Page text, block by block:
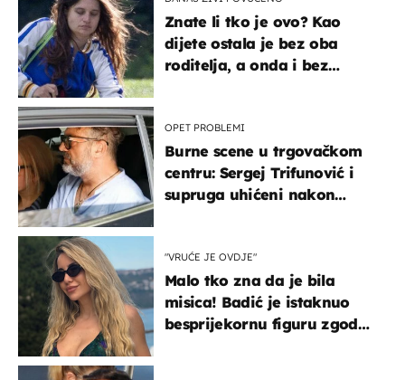
Znate li tko je ovo? Kao
dijete ostala je bez oba
roditelja, a onda i bez
OPET PROBLEMI
Burne scene u trgovačkom
centru: Sergej Trifunović i
supruga uhićeni nakon
"VRUĆE JE OVDJE"
Malo tko zna da je bila
misica! Badić je istaknuo
besprijekornu figuru zgodne